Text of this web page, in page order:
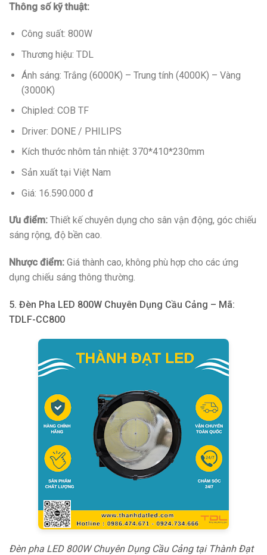
Thông số kỹ thuật:
Công suất: 800W
Thương hiệu: TDL
Ánh sáng: Trắng (6000K) – Trung tính (4000K) – Vàng
(3000K)
Chipled: COB TF
Driver: DONE / PHILIPS
Kích thước nhôm tản nhiệt: 370*410*230mm
Sản xuất tại Việt Nam
Giá: 16.590.000 đ
Ưu điểm: Thiết kế chuyên dụng cho sân vận động, góc chiếu
sáng rộng, độ bền cao.
Nhược điểm: Giá thành cao, không phù hợp cho các ứng
dụng chiếu sáng thông thường.
5. Đèn Pha LED 800W Chuyên Dụng Cầu Cảng – Mã:
TDLF-CC800
Đèn pha LED 800W Chuyên Dụng Cầu Cảng tại Thành Đạt